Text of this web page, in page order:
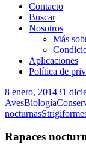
Contacto
Buscar
Nosotros
Más
Aplicaciones
Política de
8 enero, 201431
AvesBiología
nocturnas
Rapaces